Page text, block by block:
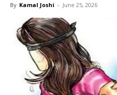
By Kamal Joshi - June 25, 2026